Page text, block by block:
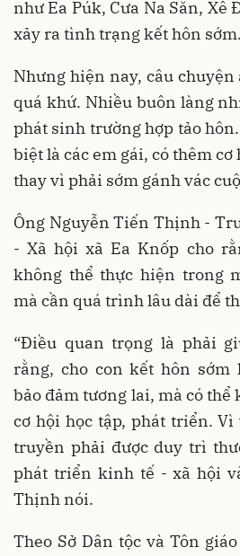
như Ea Púk, Cưa Na Săn, Xê
xảy ra tình trạng kết hôn sớm.
Nhưng hiện nay, câu
quá khứ. Nhiều buôn làng
phát sinh trường hợp tảo
biệt là các em gái, có thêm
thay vì phải sớm gánh vác
Ông Nguyễn Tiến Thịnh -
- Xã hội xã Ea Knốp cho
không thể thực hiện trong
mà cần quá trình lâu dài để
“Điều quan trọng là phải
rằng, cho con kết hôn sớm
bảo đảm tương lai, mà có thể
cơ hội học tập, phát triển. Vì
truyền phải được duy trì
phát triển kinh tế - xã hội
Thịnh nói.
Theo Sở Dân tộc và Tôn